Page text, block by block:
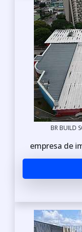
BR BUILD
empresa de